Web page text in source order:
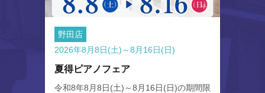
野田店
2026年8月8日(土)～8月16日(日)
夏得ピアノフェア
令和8年8月8日(土)～8月16日(日)の期間限